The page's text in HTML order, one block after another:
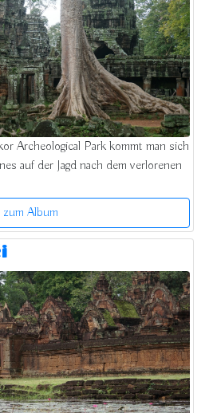
Archeological Park kommt man sich
auf der Jagd nach dem verlorenen
zum Album